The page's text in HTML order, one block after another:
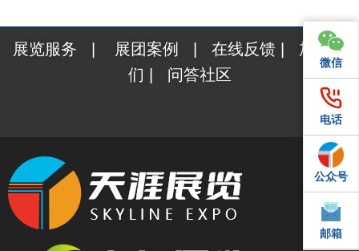
微信
电话
QQ
邮箱
微信
电话
公众号
邮箱
展览服务 展团案例 在线反馈| 加入我
们
问答社区